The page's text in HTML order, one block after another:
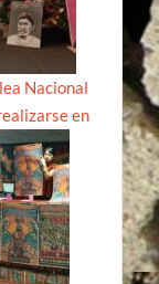
Nacional
en